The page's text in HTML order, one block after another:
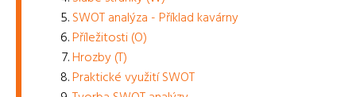
SWOT analýza - Příklad kavárny
Příležitosti (O)
Hrozby (T)
Praktické využití SWOT